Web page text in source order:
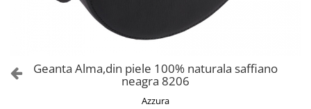
Genți AlbeGeanta Alma,din piele 100% naturala saffiano
neagra 8206
Azzura